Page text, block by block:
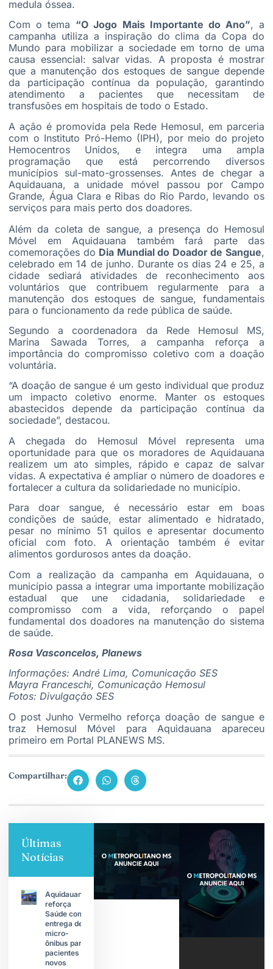
medula óssea.
Com o tema “O Jogo Mais Importante do Ano”, a
campanha utiliza a inspiração do clima da Copa do
Mundo para mobilizar a sociedade em torno de uma
causa essencial: salvar vidas. A proposta é mostrar
que a manutenção dos estoques de sangue depende
da participação contínua da população, garantindo
atendimento a pacientes que necessitam de
transfusões em hospitais de todo o Estado.
A ação é promovida pela Rede Hemosul, em parceria
com o Instituto Pró-Hemo (IPH), por meio do projeto
Hemocentros Unidos, e integra uma ampla
programação que está percorrendo diversos
municípios sul-mato-grossenses. Antes de chegar a
Aquidauana, a unidade móvel passou por Campo
Grande, Água Clara e Ribas do Rio Pardo, levando os
serviços para mais perto dos doadores.
Além da coleta de sangue, a presença do Hemosul
Móvel em Aquidauana também fará parte das
comemorações do Dia Mundial do Doador de Sangue,
celebrado em 14 de junho. Durante os dias 24 e 25, a
cidade sediará atividades de reconhecimento aos
voluntários que contribuem regularmente para a
manutenção dos estoques de sangue, fundamentais
para o funcionamento da rede pública de saúde.
Segundo a coordenadora da Rede Hemosul MS,
Marina Sawada Torres, a campanha reforça a
importância do compromisso coletivo com a doação
voluntária.
“A doação de sangue é um gesto individual que produz
um impacto coletivo enorme. Manter os estoques
abastecidos depende da participação contínua da
sociedade”, destacou.
A chegada do Hemosul Móvel representa uma
oportunidade para que os moradores de Aquidauana
realizem um ato simples, rápido e capaz de salvar
vidas. A expectativa é ampliar o número de doadores e
fortalecer a cultura da solidariedade no município.
Para doar sangue, é necessário estar em boas
condições de saúde, estar alimentado e hidratado,
pesar no mínimo 51 quilos e apresentar documento
oficial com foto. A orientação também é evitar
alimentos gordurosos antes da doação.
Com a realização da campanha em Aquidauana, o
município passa a integrar uma importante mobilização
estadual que une cidadania, solidariedade e
compromisso com a vida, reforçando o papel
fundamental dos doadores na manutenção do sistema
de saúde.
Rosa Vasconcelos, Planews
Informações: André Lima, Comunicação SES
Mayra Franceschi, Comunicação Hemosul
Fotos: Divulgação SES
O post Junho Vermelho reforça doação de sangue e
traz Hemosul Móvel para Aquidauana apareceu
primeiro em Portal PLANEWS MS.
Compartilhar:
Últimas
Notícias
Aquidauana
reforça
Saúde com
entrega de
micro-
ônibus para
pacientes e
novos